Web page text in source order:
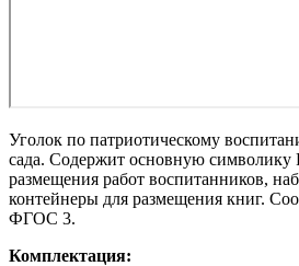
Уголок по патриотическому
сада. Содержит основную символику
размещения работ воспитанников,
контейнеры для размещения книг.
ФГОС 3.
Комплектация: